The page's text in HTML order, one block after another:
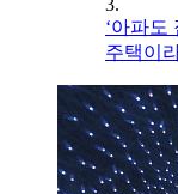
3.
‘아파도
주택이